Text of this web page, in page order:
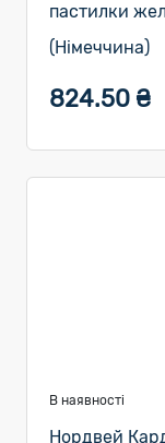
пастилки
(Німеччина)
824.50 ₴
В наявності
Нордвей